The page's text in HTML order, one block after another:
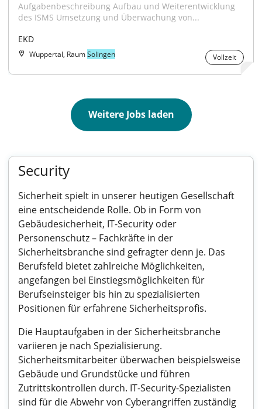
Aufgabenbeschreibung Aufbau und Weiterentwicklung
des ISMS Umsetzung und Überwachung von...
EKD
Wuppertal, RaumSolingen Vollzeit
Weitere Jobs laden
Security
Sicherheit spielt in unserer heutigen Gesellschaft
eine entscheidende Rolle. Ob in Form von
Gebäudesicherheit, IT-Security oder
Personenschutz – Fachkräfte in der
Sicherheitsbranche sind gefragter denn je. Das
Berufsfeld bietet zahlreiche Möglichkeiten,
angefangen bei Einstiegsmöglichkeiten für
Berufseinsteiger bis hin zu spezialisierten
Positionen für erfahrene Sicherheitsprofis.
Die Hauptaufgaben in der Sicherheitsbranche
variieren je nach Spezialisierung.
Sicherheitsmitarbeiter überwachen beispielsweise
Gebäude und Grundstücke und führen
Zutrittskontrollen durch. IT-Security-Spezialisten
sind für die Abwehr von Cyberangriffen zuständig